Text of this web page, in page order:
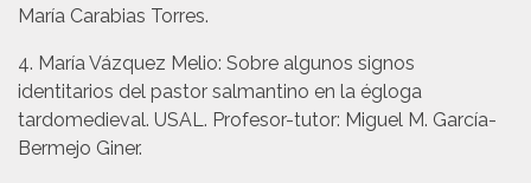
María Carabias Torres.
4. María Vázquez Melio: Sobre algunos signos
identitarios del pastor salmantino en la égloga
tardomedieval. USAL. Profesor-tutor: Miguel M. García-
Bermejo Giner.